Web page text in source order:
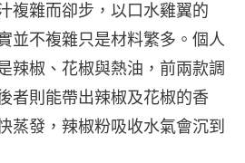
複雜而卻步，以口水雞翼的
並不複雜只是材料繁多。個人
辣椒、花椒與熱油，前兩款調
者則能帶出辣椒及花椒的香
蒸發，辣椒粉吸收水氣會沉到